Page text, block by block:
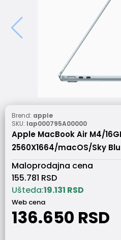
Brend: apple
SKU: lap000795A00000
Apple MacBook Air M4/
2560X1664/macOS/Sky
Maloprodajna cena
155.781 RSD
Ušteda:19.131 RSD
Web cena
136.650 RSD